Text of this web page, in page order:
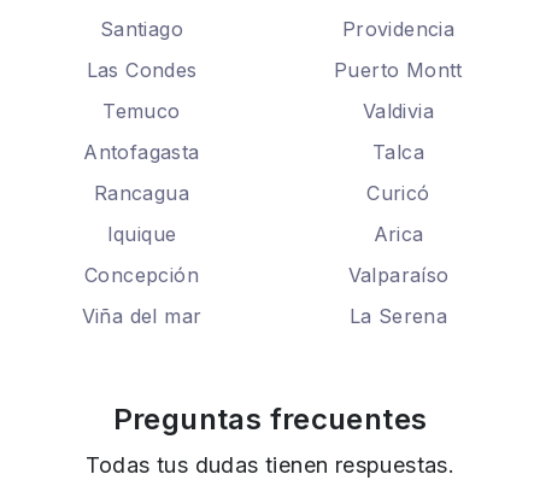
Santiago
Providencia
Las Condes
Puerto Montt
Temuco
Valdivia
Antofagasta
Talca
Rancagua
Curicó
Iquique
Arica
Concepción
Valparaíso
Viña del mar
La Serena
Preguntas frecuentes
Todas tus dudas tienen respuestas.